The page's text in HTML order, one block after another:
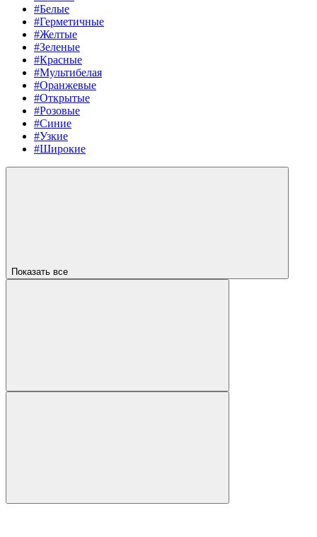
#Белые
#Герметичные
#Желтые
#Зеленые
#Красные
#Мультибелая
#Оранжевые
#Открытые
#Розовые
#Синие
#Узкие
#Широкие
Показать все